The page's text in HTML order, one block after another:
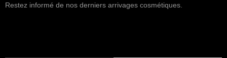
Restez informé de nos derniers arrivages cosmétiques.